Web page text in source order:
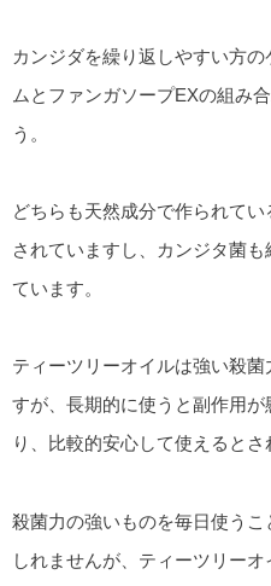
カンジダを繰り返しやすい方
ムとファンガソープEXの組み
う。
どちらも天然成分で作られて
されていますし、カンジタ菌
ています。
ティーツリーオイルは強い殺
すが、長期的に使うと副作用
り、比較的安心して使えるとさ
殺菌力の強いものを毎日使う
しれませんが、ティーツリー